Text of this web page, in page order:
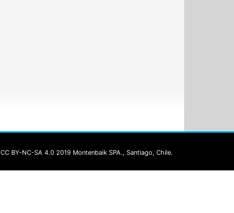
CC BY-NC-SA 4.0 2019 Montenbaik SPA., Santiago, Chile.